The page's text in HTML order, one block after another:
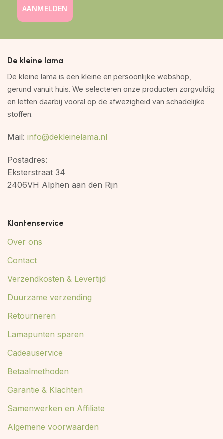
AANMELDEN
De kleine lama
De kleine lama is een kleine en persoonlijke webshop,
gerund vanuit huis. We selecteren onze producten zorgvuldig
en letten daarbij vooral op de afwezigheid van schadelijke
stoffen.
Mail: info@dekleinelama.nl
Postadres:
Eksterstraat 34
2406VH Alphen aan den Rijn
Klantenservice
Over ons
Contact
Verzendkosten & Levertijd
Duurzame verzending
Retourneren
Lamapunten sparen
Cadeauservice
Betaalmethoden
Garantie & Klachten
Samenwerken en Affiliate
Algemene voorwaarden